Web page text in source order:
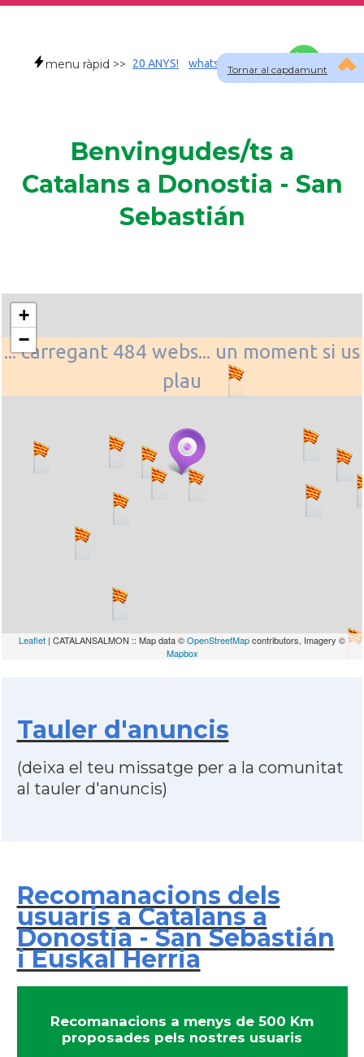
Tornar al capdamunt
menu ràpid >> 20 ANYS! whatsapp
Benvingudes/ts a
Catalans a Donostia - San
Sebastián
... carregant 484 webs... un moment si us
plau
+
−
Leaflet | CATALANSALMON :: Map data ©OpenStreetMapcontributors, Imagery ©
Mapbox
Tauler d'anuncis
(deixa el teu missatge per a la comunitat
al tauler d'anuncis)
Recomanacions dels
usuaris a Catalans a
Donostia - San Sebastián
i Euskal Herria
Recomanacions a menys de 500 Km
proposades pels nostres usuaris